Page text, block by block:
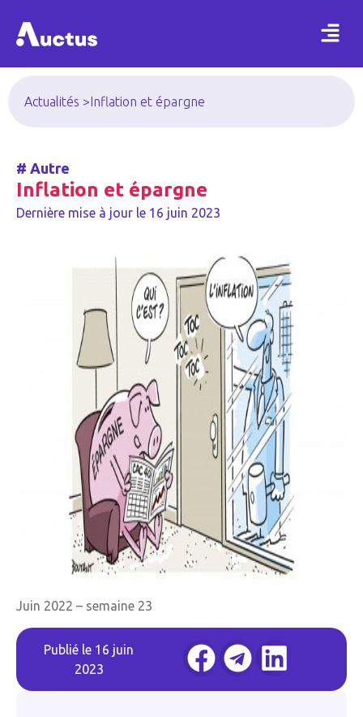
Actualités > Inflation et épargne
# Autre
Inflation et épargne
Dernière mise à jour le 16 juin 2023
Juin 2022 – semaine 23
Publié le 16 juin
2023